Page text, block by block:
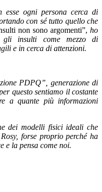
esse ogni persona cerca di
con sé tutto quello che
non sono argomenti”,ho
gli insulti come mezzo di
e in cerca di attenzioni.
PDPQ”, generazione di
questo sentiamo il costante
a quante più informazioni
dei modelli fisici ideali che
Rosy, forse proprio perché ha
e la pensa come noi.